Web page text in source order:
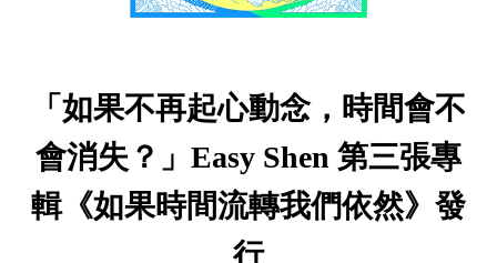
「如果不再起心動念，時間會不
會消失？」Easy Shen 第三張專
輯《如果時間流轉我們依然》發
行